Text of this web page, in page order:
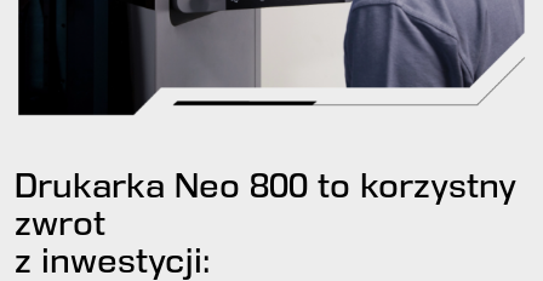
Drukarka Neo 800 to korzystny
zwrot
z inwestycji: